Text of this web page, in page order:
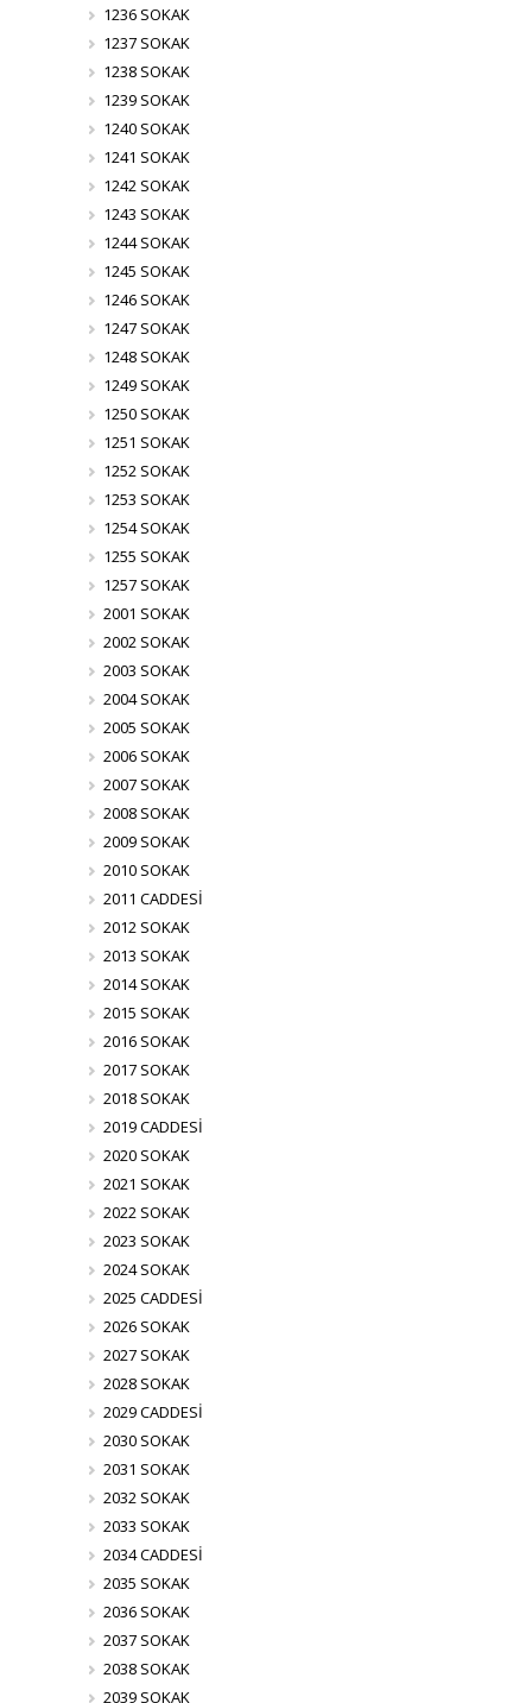
1236 SOKAK
1237 SOKAK
1238 SOKAK
1239 SOKAK
1240 SOKAK
1241 SOKAK
1242 SOKAK
1243 SOKAK
1244 SOKAK
1245 SOKAK
1246 SOKAK
1247 SOKAK
1248 SOKAK
1249 SOKAK
1250 SOKAK
1251 SOKAK
1252 SOKAK
1253 SOKAK
1254 SOKAK
1255 SOKAK
1257 SOKAK
2001 SOKAK
2002 SOKAK
2003 SOKAK
2004 SOKAK
2005 SOKAK
2006 SOKAK
2007 SOKAK
2008 SOKAK
2009 SOKAK
2010 SOKAK
2011 CADDESİ
2012 SOKAK
2013 SOKAK
2014 SOKAK
2015 SOKAK
2016 SOKAK
2017 SOKAK
2018 SOKAK
2019 CADDESİ
2020 SOKAK
2021 SOKAK
2022 SOKAK
2023 SOKAK
2024 SOKAK
2025 CADDESİ
2026 SOKAK
2027 SOKAK
2028 SOKAK
2029 CADDESİ
2030 SOKAK
2031 SOKAK
2032 SOKAK
2033 SOKAK
2034 CADDESİ
2035 SOKAK
2036 SOKAK
2037 SOKAK
2038 SOKAK
2039 SOKAK